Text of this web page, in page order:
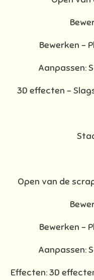
Bewerken -
Aanpassen:
3D effecten -
Open van de
Bewerken -
Aanpassen:
Effecten: 3D